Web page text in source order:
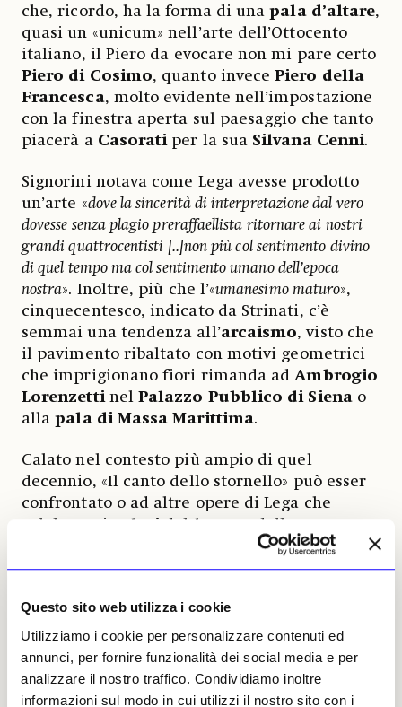
Questo sito web utilizza i cookie
Utilizziamo i cookie per personalizzare contenuti ed
annunci, per fornire funzionalità dei social media e per
analizzare il nostro traffico. Condividiamo inoltre
informazioni sul modo in cui utilizzi il nostro sito con i
che, ricordo, ha la forma di unapala d’altare,
quasi un «unicum» nell’arte dell’Ottocento
italiano, il Piero da evocare non mi pare certo
Piero di Cosimo, quanto invecePiero della
Francesca, molto evidente nell’impostazione
con la finestra aperta sul paesaggio che tanto
piacerà a Casoratiper la sua Silvana Cenni.
Signorini notava come Lega avesse prodotto
un’arte «dove la sincerità di interpretazione dal vero
dovesse senza plagio preraffaellista ritornare ai nostri
grandi quattrocentisti [..]non più col sentimento divino
di quel tempo ma col sentimento umano dell’epoca
nostra». Inoltre, più che l’«umanesimo maturo»,
cinquecentesco, indicato da Strinati, c’è
semmai una tendenza all’arcaismo, visto che
il pavimento ribaltato con motivi geometrici
che imprigionano fiori rimanda adAmbrogio
LorenzettinelPalazzo Pubblico di Sienao
allapala di Massa Marittima.
Calato nel contesto più ampio di quel
decennio, «Il canto dello stornello» può esser
confrontato o ad altre opere di Lega che
celebrano i
valori del lavoro
, della
analfabeti
(come anche fa Odoardo Borrani), scegliendo
Piagentina, dove è ospite della famiglia
Batelli, in fuga dal volto mutato di Firenze.
L’abbattimento delle mura secondo il progetto
di Poggi, per creare boulevards, avviato nel
quinquennio 1865-70, in cui la città è capitale